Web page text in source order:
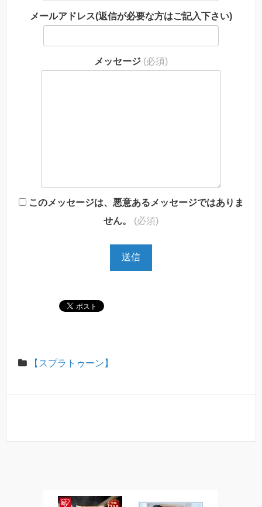
メールアドレス(返信が必要な方はご記入下さい)
メッセージ (必須)
このメッセージは、悪意あるメッセージではありま
せん。
(必須)
【スプラトゥーン】